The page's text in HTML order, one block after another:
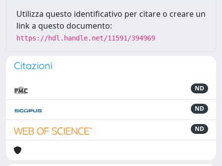
Utilizza questo identificativo per citare o creare un
link a questo documento:
https://hdl.handle.net/11591/394969
Citazioni
ND
ND
ND